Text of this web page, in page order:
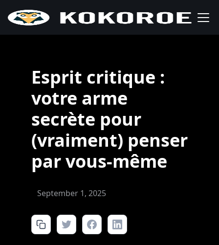
Esprit critique :
votre arme
secrète pour
(vraiment) penser
par vous-même
September 1, 2025